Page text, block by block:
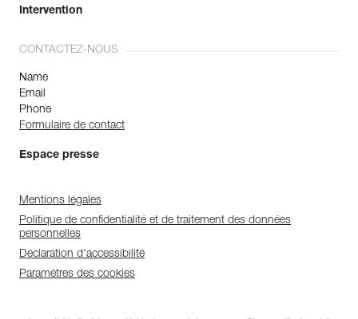
Intervention
CONTACTEZ-NOUS
Name
Email
Phone
Formulaire de contact
Espace presse
Mentions légales
Politique de confidentialité et de traitement des données
personnelles
Déclaration d'accessibilité
Paramètres des cookies